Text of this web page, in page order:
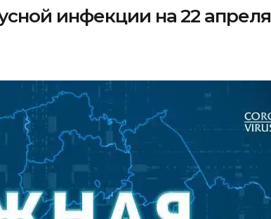
инфекции на 22 апреля